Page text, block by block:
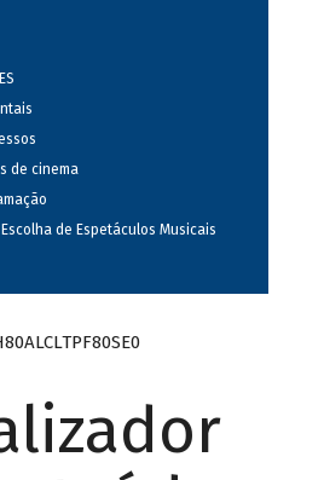
de cinema
de Espetáculos Musicais